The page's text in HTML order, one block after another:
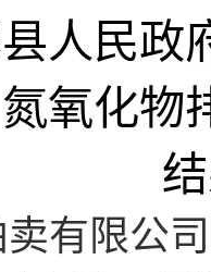
人民政
氧化物
有限公